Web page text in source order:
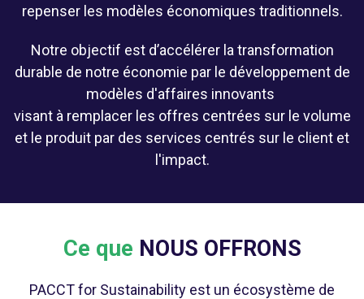
repenser les modèles économiques traditionnels.
Notre objectif est d’accélérer la transformation
durable de notre économie par le développement de
modèles d'affaires innovants
visant à remplacer les offres centrées sur le volume
et le produit par des services centrés sur le client et
l'impact.
Ce que NOUS OFFRONS
PACCT for Sustainability est un écosystème de